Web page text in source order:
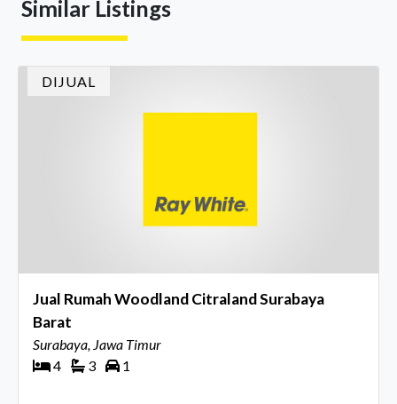
menghidupkan suasana, acara ini dihadiri oleh Country
Similar Listings
DIJUAL
Jual Rumah Woodland Citraland Surabaya
Barat
Surabaya, Jawa Timur
4
3 1